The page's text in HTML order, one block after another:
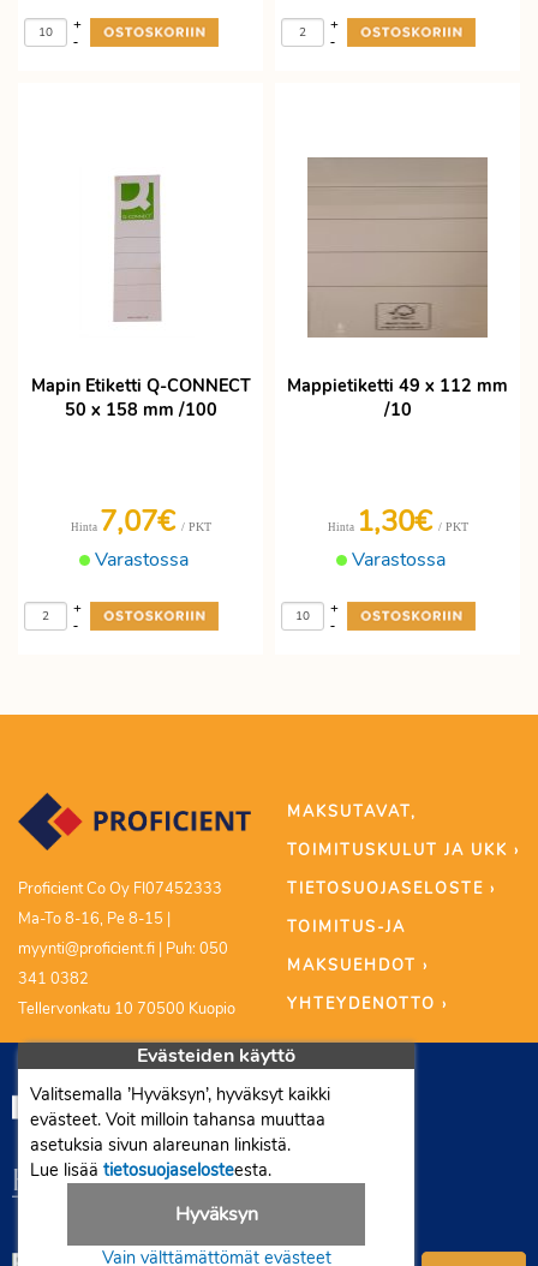
-
+
-
+
Mapin Etiketti Q-CONNECT
50 x 158 mm /100
Varastossa
Hinta 7,07€ / PKT
-
+
Mappietiketti 49 x 112 mm
/10
Varastossa
Hinta 1,30€ / PKT
-
+
Proficient Co Oy FI07452333
Ma-To 8-16, Pe 8-15 |
myynti@proficient.fi | Puh: 050
341 0382
Tellervonkatu 10 70500 Kuopio
MAKSUTAVAT,
TOIMITUSKULUT JA UKK ›
TIETOSUOJASELOSTE ›
TOIMITUS-JA
MAKSUEHDOT ›
YHTEYDENOTTO ›
Evästeiden käyttö
Valitsemalla ’Hyväksyn’, hyväksyt kaikki
evästeet. Voit milloin tahansa muuttaa
asetuksia sivun alareunan linkistä.
Lue lisää tietosuojaselosteesta.
Hyväksyn
Vain välttämättömät evästeet